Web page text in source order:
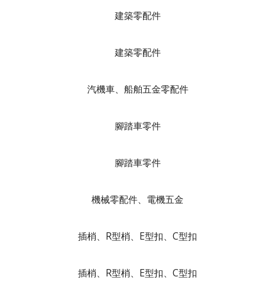
建築零配件
建築零配件
汽機車、船舶五金零配件
腳踏車零件
腳踏車零件
機械零配件、電機五金
插梢、R型梢、E型扣、C型扣
插梢、R型梢、E型扣、C型扣